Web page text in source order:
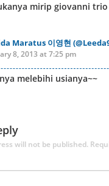
mirip giovanni trio
Maratus 이영현
8, 2013 at 7:25 pm
melebihi usianya~~
will not be published.